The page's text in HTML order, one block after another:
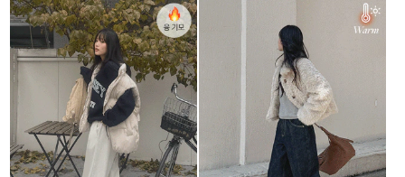
CATEGORY COMMUNITY
도착보장⚡
인플루언서 pick!
신상 5%
익스클루시브